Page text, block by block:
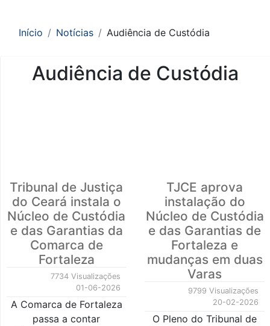
Início Notícias Audiência de Custódia
Audiência de Custódia
Tribunal de Justiça
do Ceará instala o
Núcleo de Custódia
e das Garantias da
Comarca de
Fortaleza
7734 Visualizações
01-06-2026
A Comarca de Fortaleza
passa a contar
TJCE aprova
instalação do
Núcleo de Custódia
e das Garantias de
Fortaleza e
mudanças em duas
Varas
9799 Visualizações
20-02-2026
O Pleno do Tribunal de